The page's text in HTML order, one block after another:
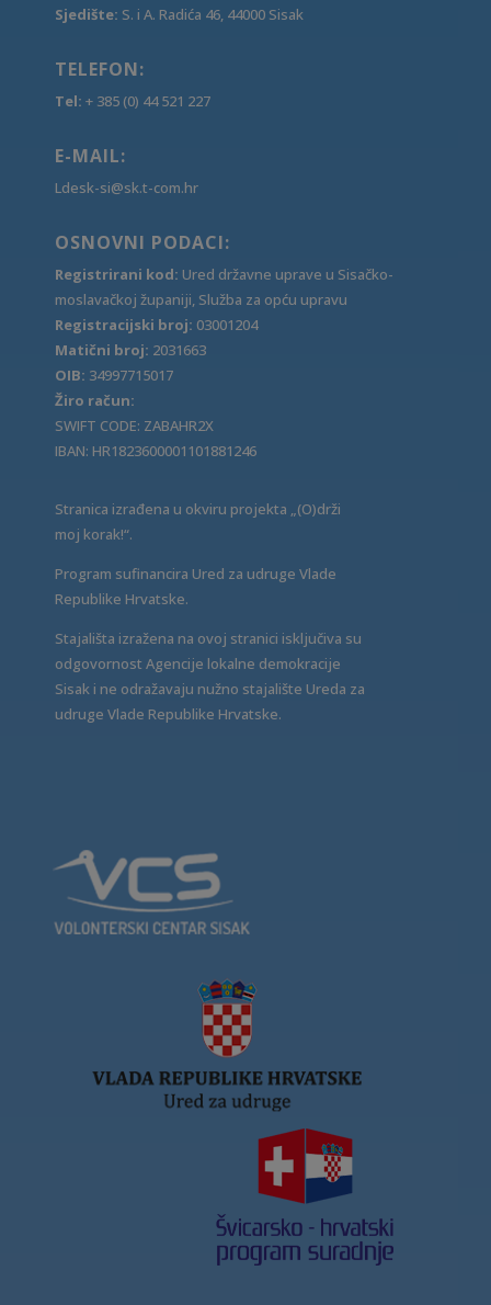
Sjedište: S. i A. Radića 46, 44000 Sisak
TELEFON:
Tel: + 385 (0) 44 521 227
E-MAIL:
Ldesk-si@sk.t-com.hr
OSNOVNI PODACI:
Registrirani kod: Ured državne uprave u Sisačko-
moslavačkoj županiji, Služba za opću upravu
Registracijski broj: 03001204
Matični broj: 2031663
OIB: 34997715017
Žiro račun:
SWIFT CODE: ZABAHR2X
IBAN: HR1823600001101881246
Stranica izrađena u okviru projekta „(O)drži
moj korak!“.
Program sufinancira Ured za udruge Vlade
Republike Hrvatske.
Stajališta izražena na ovoj stranici isključiva su
odgovornost Agencije lokalne demokracije
Sisak i ne odražavaju nužno stajalište Ureda za
udruge Vlade Republike Hrvatske.